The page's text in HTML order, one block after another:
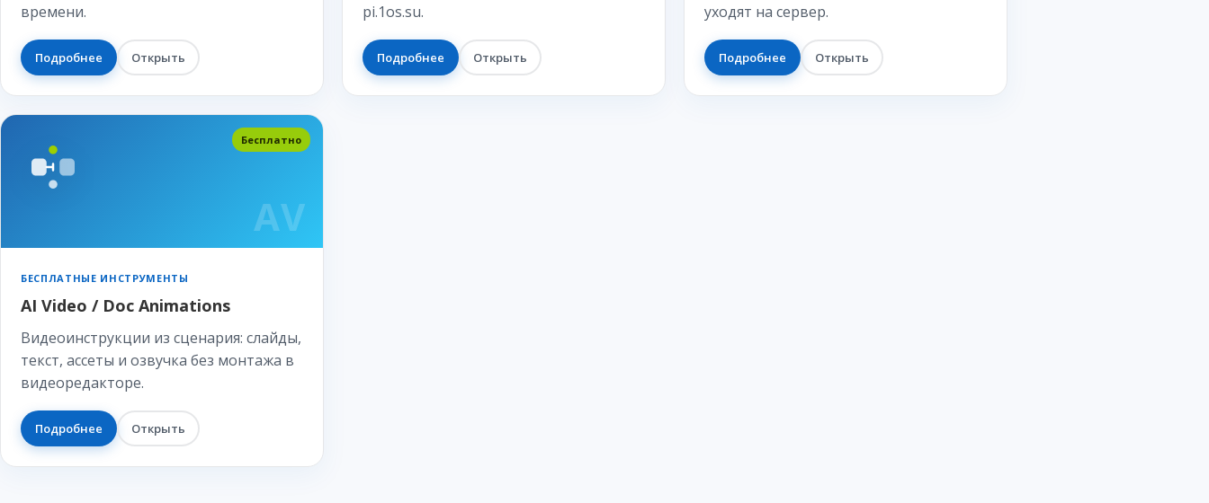
времени.
Подробнее Открыть
pi.1os.su.
Подробнее Открыть
уходят на сервер.
Подробнее Открыть
AV
Бесплатно
БЕСПЛАТНЫЕ ИНСТРУМЕНТЫ
AI Video / Doc Animations
Видеоинструкции из сценария: слайды,
текст, ассеты и озвучка без монтажа в
видеоредакторе.
Подробнее Открыть